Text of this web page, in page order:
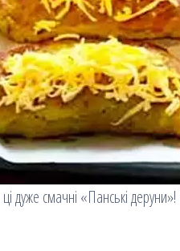
дуже смачні «Панські